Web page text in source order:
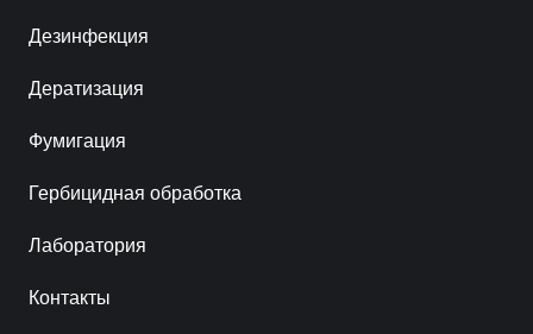
Дезинфекция
Дератизация
Фумигация
Гербицидная обработка
Лаборатория
Контакты